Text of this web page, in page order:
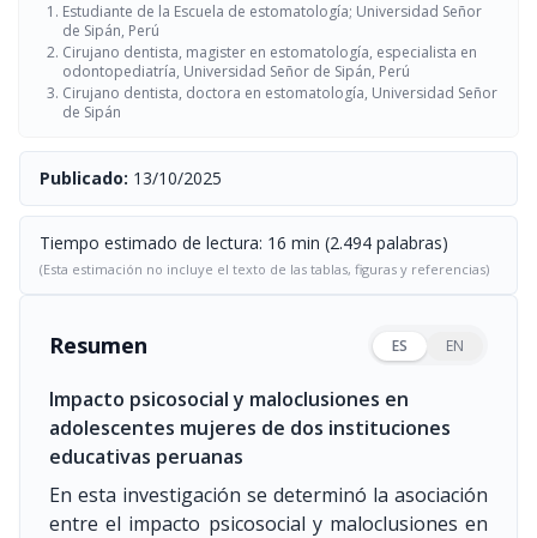
Estudiante de la Escuela de estomatología; Universidad Señor
de Sipán, Perú
Cirujano dentista, magister en estomatología, especialista en
odontopediatría, Universidad Señor de Sipán, Perú
Cirujano dentista, doctora en estomatología, Universidad Señor
de Sipán
Publicado: 13/10/2025
Tiempo estimado de lectura: 16 min (2.494 palabras)
(Esta estimación no incluye el texto de las tablas, figuras y referencias)
Resumen ES EN
Impacto psicosocial y maloclusiones en
adolescentes mujeres de dos instituciones
educativas peruanas
En esta investigación se determinó la asociación
entre el impacto psicosocial y maloclusiones en